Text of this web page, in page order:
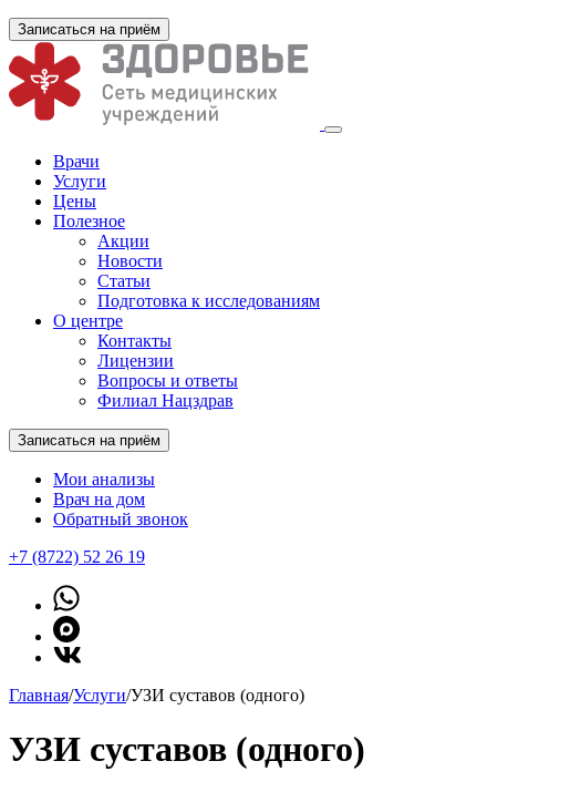
Записаться на приём
Врачи
Услуги
Цены
Полезное
Акции
Новости
Статьи
Подготовка к исследованиям
О центре
Контакты
Лицензии
Вопросы и ответы
Филиал Нацздрав
Записаться на приём
Мои анализы
Врач на дом
Обратный звонок
+7 (8722) 52 26 19
Главная/Услуги/УЗИ суставов (одного)
УЗИ суставов (одного)